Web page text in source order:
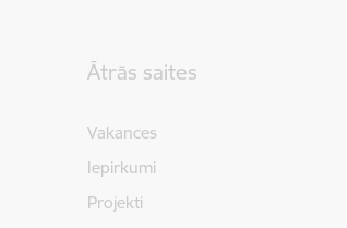
Ātrās saites
Vakances
Iepirkumi
Projekti